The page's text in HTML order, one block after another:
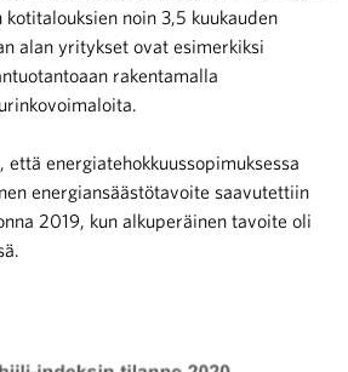
noin 3,5 kuukauden
alan yritykset ovat esimerkiksi
rakentamalla
että energiatehokkuussopimuksessa
energiansäästötavoite saavutettiin
2019, kun alkuperäinen tavoite oli